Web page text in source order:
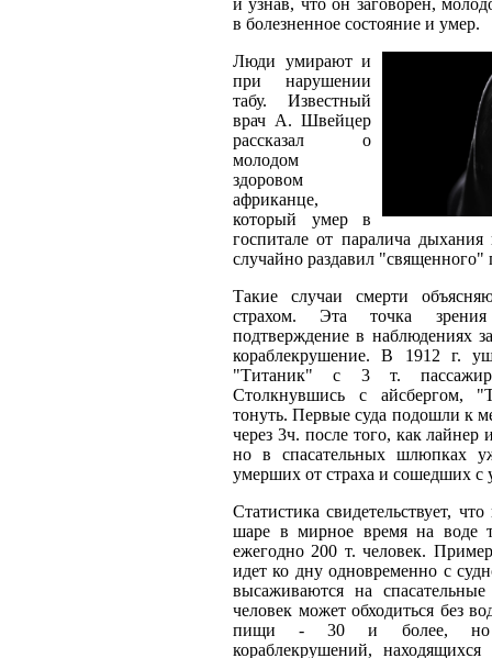
и узнав, что он заговорен,
в болезненное состояние и умер.
Люди умирают и
при нарушении
табу. Известный
врач А. Швейцер
рассказал о
молодом
здоровом
африканце,
который умер в
госпитале от паралича дыхания
случайно раздавил "священного"
Такие случаи смерти
страхом. Эта точка
подтверждение в наблюдениях
кораблекрушение. В 1912 г.
"Титаник" с 3 т.
Столкнувшись с айсбергом,
тонуть. Первые суда подошли к
через 3ч. после того, как лайнер
но в спасательных шлюпках
умерших от страха и сошедших с
Статистика свидетельствует,
шаре в мирное время на воде
ежегодно 200 т. человек.
идет ко дну одновременно с
высаживаются на спасательные
человек может обходиться без
пищи - 30 и более, но
кораблекрушений,